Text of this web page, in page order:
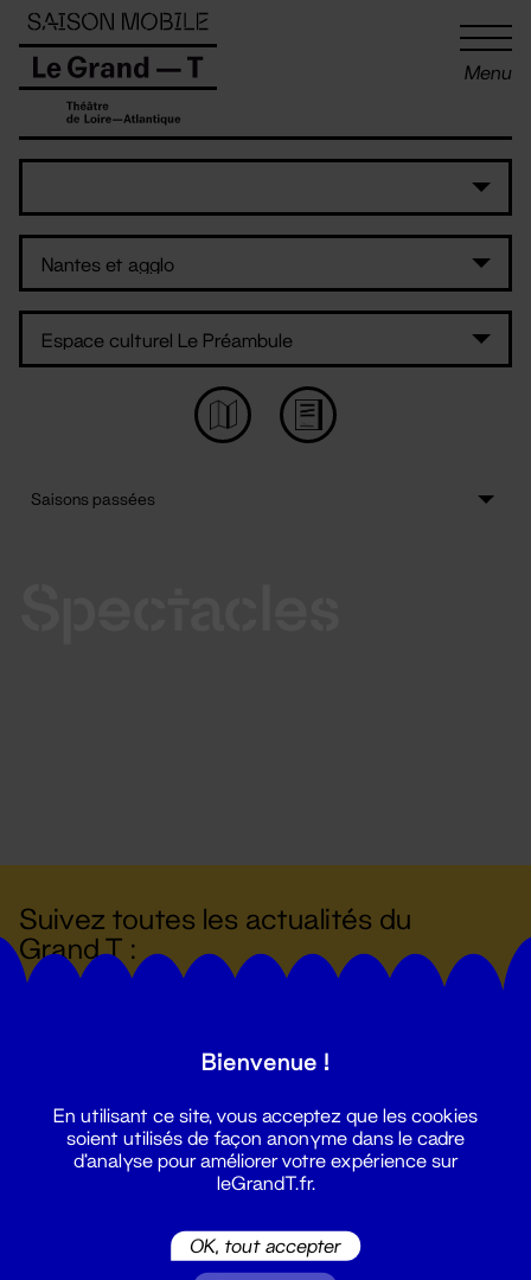
Menu
Suivez toutes les actualités du
Grand T :
Panneau de gestion des cookies
Bienvenue !
En utilisant ce site, vous acceptez que les cookies
soient utilisés de façon anonyme dans le cadre
d'analyse pour améliorer votre expérience sur
leGrandT.fr.
OK, tout accepter